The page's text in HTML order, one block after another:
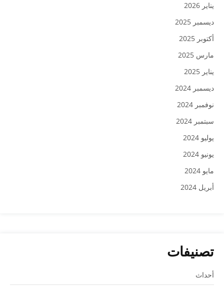
يناير 2026
ديسمبر 2025
أكتوبر 2025
مارس 2025
يناير 2025
ديسمبر 2024
نوفمبر 2024
سبتمبر 2024
يوليو 2024
يونيو 2024
مايو 2024
أبريل 2024
تصنيفات
أحداث